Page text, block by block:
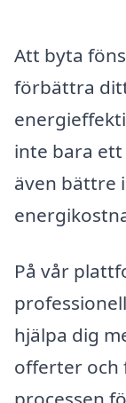
Att byta
förbättra
inte bara
även bättre
På vår
hjälpa dig
offerter och